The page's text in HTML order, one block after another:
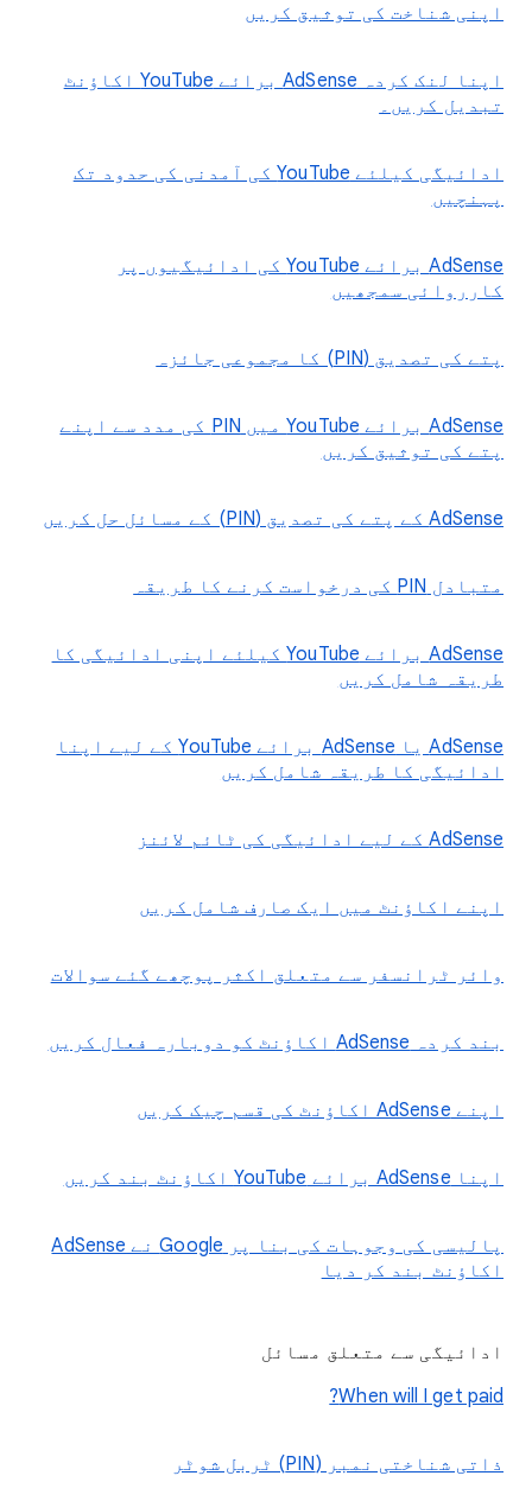
اپنی شناخت کی توثیق کریں
اپنا لنک کردہ AdSense برائے YouTube اکاؤنٹ
تبدیل کریں۔
ادائیگی کیلئے YouTube کی آمدنی کی حدود تک
پہنچیں
‫AdSense برائے YouTube کی ادائیگیوں پر
کارروائی سمجھیں
پتے کی تصدیق (PIN) کا مجموعی جائزہ
‫AdSense برائے YouTube میں PIN کی مدد سے اپنے
پتے کی توثیق کریں
‫AdSense کے پتے کی تصدیق (PIN) کے مسائل حل کریں
متبادل PIN کی درخواست کرنے کا طریقہ
‫AdSense برائے YouTube کیلئے اپنی ادائیگی کا
طریقہ شامل کریں
AdSense یا AdSense برائے YouTube کے لیے اپنا
ادائیگی کا طریقہ شامل کریں
AdSense کے لیے ادائیگی کی ٹائم لائنز
اپنے اکاؤنٹ میں ایک صارف شامل کریں
وائر ٹرانسفر سے متعلق اکثر پوچھے گئے سوالات
بند کردہ AdSense اکاؤنٹ کو دوبارہ فعال کریں
اپنے AdSense اکاؤنٹ کی قسم چیک کریں
اپنا AdSense برائے YouTube اکاؤنٹ بند کریں
پالیسی کی وجوہات کی بنا پر Google نے AdSense
اکاؤنٹ بند کر دیا
ادائیگی سے متعلق مسائل
When will I get paid?
ذاتی شناختی نمبر (PIN) ٹربل شوٹر